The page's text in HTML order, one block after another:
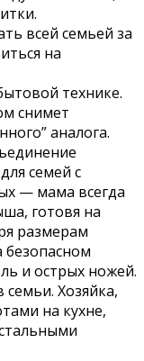
всей семьей за
на
технике.
снимет
аналога.
семей с
— мама всегда
готовя на
размерам
и острых ножей.
Хозяйка,
на кухне,